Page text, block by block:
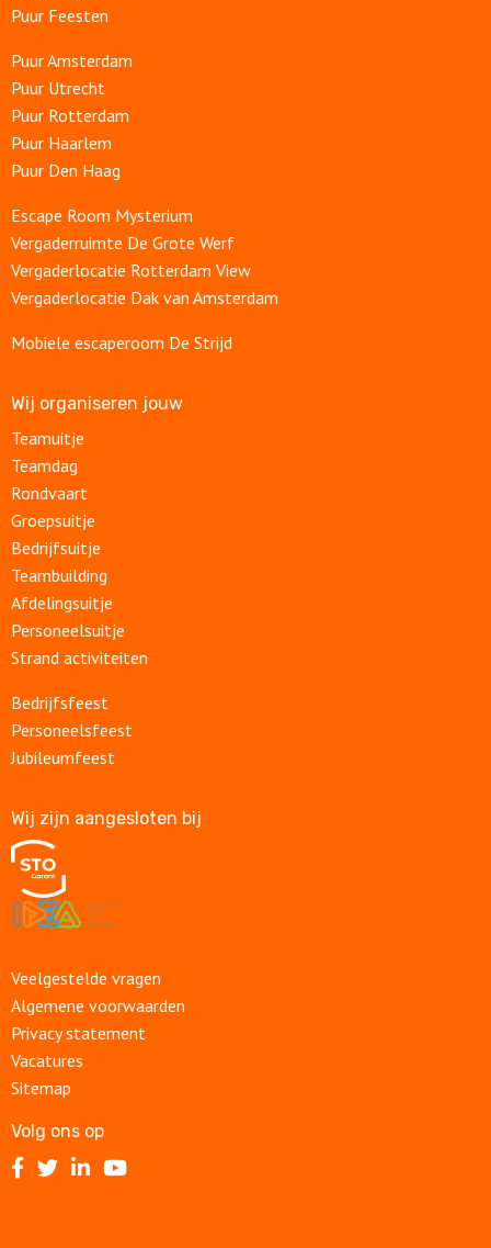
Puur Feesten
Puur Amsterdam
Puur Utrecht
Puur Rotterdam
Puur Haarlem
Puur Den Haag
Escape Room Mysterium
Vergaderruimte De Grote Werf
Vergaderlocatie Rotterdam View
Vergaderlocatie Dak van Amsterdam
Mobiele escaperoom De Strijd
Wij organiseren jouw
Teamuitje
Teamdag
Rondvaart
Groepsuitje
Bedrijfsuitje
Teambuilding
Afdelingsuitje
Personeelsuitje
Strand activiteiten
Bedrijfsfeest
Personeelsfeest
Jubileumfeest
Wij zijn aangesloten bij
Veelgestelde vragen
Algemene voorwaarden
Privacy statement
Vacatures
Sitemap
Volg ons op
VolgVolgVolgVolg